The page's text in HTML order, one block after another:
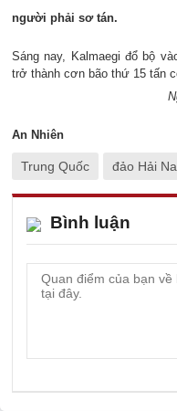
người phải sơ tán.
Sáng nay, Kalmaegi đổ bộ
trở thành cơn bão thứ 15 tấn
An Nhiên
Trung Quốc đảo Hải
Bình luận